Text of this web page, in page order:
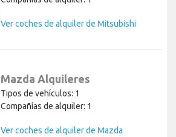
Ver coches de alquiler de Mitsubishi
Mazda Alquileres
Tipos de vehículos: 1
Compañías de alquiler: 1
Ver coches de alquiler de Mazda